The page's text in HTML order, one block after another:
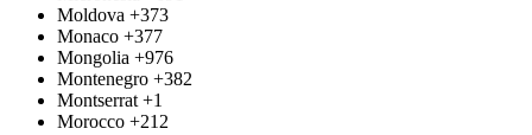
Moldova +373
Monaco +377
Mongolia +976
Montenegro +382
Montserrat +1
Morocco +212